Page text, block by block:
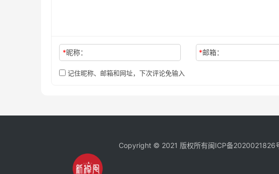
*昵称： *邮箱：
记住昵称、邮箱和网址，下次评论免输入
Copyright © 2021 版权所有闽ICP备2020021826